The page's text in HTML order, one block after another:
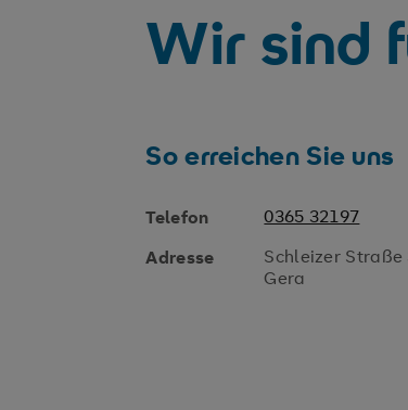
Wir sind
So erreichen Sie uns
Telefon
0365 32197
Adresse
Schleizer Straße
Gera